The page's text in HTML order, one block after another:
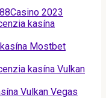
2023
kasína
Mostbet
kasína Vulkan
Vulkan Vegas